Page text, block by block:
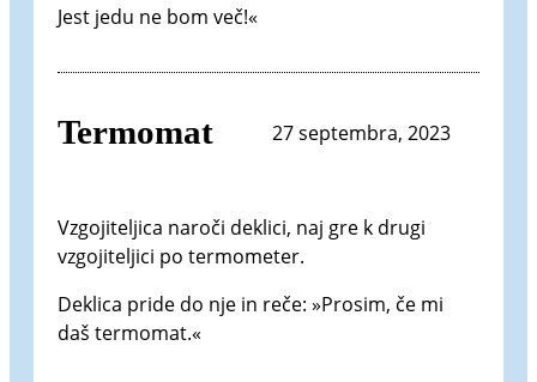
Jest jedu ne bom več!«
Termomat 27 septembra, 2023
Vzgojiteljica naroči deklici, naj gre k drugi
vzgojiteljici po termometer.
Deklica pride do nje in reče: »Prosim, če mi
daš termomat.«